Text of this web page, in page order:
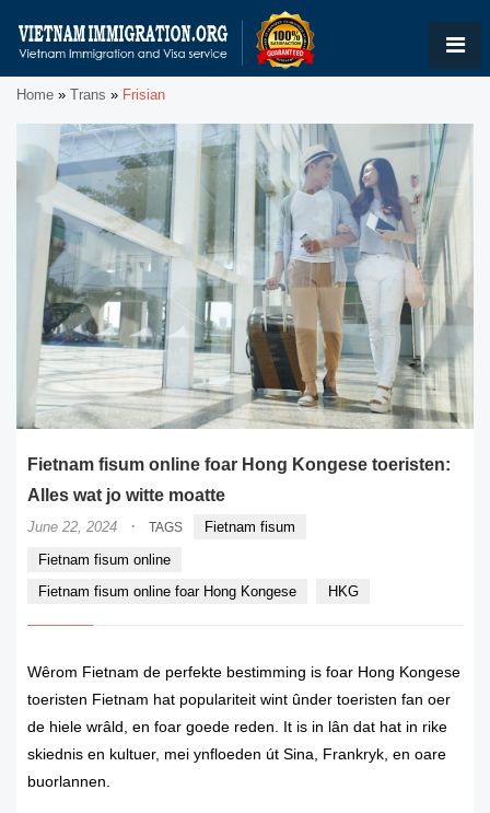
Home » Trans » Frisian
Fietnam fisum online foar Hong Kongese toeristen:
Alles wat jo witte moatte
June 22, 2024 · TAGS
Fietnam fisum
Fietnam fisum online
Fietnam fisum online foar Hong Kongese
HKG
Wêrom Fietnam de perfekte bestimming is foar Hong Kongese
toeristen Fietnam hat populariteit wint ûnder toeristen fan oer
de hiele wrâld, en foar goede reden. It is in lân dat hat in rike
skiednis en kultuer, mei ynfloeden út Sina, Frankryk, en oare
buorlannen.